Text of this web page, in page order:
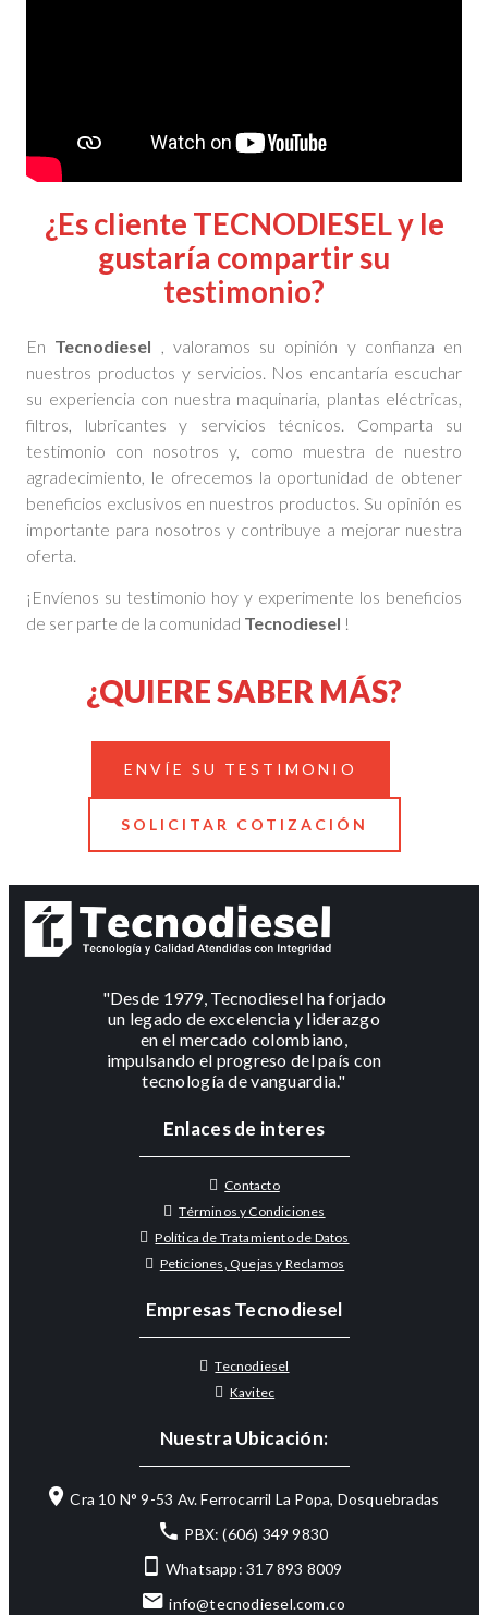
¿Es cliente TECNODIESEL y le
gustaría compartir su
testimonio?
En Tecnodiesel , valoramos su opinión y confianza en
nuestros productos y servicios. Nos encantaría escuchar
su experiencia con nuestra maquinaria, plantas eléctricas,
filtros, lubricantes y servicios técnicos. Comparta su
testimonio con nosotros y, como muestra de nuestro
agradecimiento, le ofrecemos la oportunidad de obtener
beneficios exclusivos en nuestros productos. Su opinión es
importante para nosotros y contribuye a mejorar nuestra
oferta.
¡Envíenos su testimonio hoy y experimente los beneficios
de ser parte de la comunidad Tecnodiesel !
¿QUIERE SABER MÁS?
ENVÍE SU TESTIMONIO
SOLICITAR COTIZACIÓN
"Desde 1979, Tecnodiesel ha forjado
un legado de excelencia y liderazgo
en el mercado colombiano,
impulsando el progreso del país con
tecnología de vanguardia."
Enlaces de interes
Contacto
Términos y Condiciones
Política de Tratamiento de Datos
Peticiones, Quejas y Reclamos
Empresas Tecnodiesel
Tecnodiesel
Kavitec
Nuestra Ubicación:
Cra 10 N° 9-53 Av. Ferrocarril La Popa, Dosquebradas
PBX: (606) 349 9830
Whatsapp: 317 893 8009
info@tecnodiesel.com.co